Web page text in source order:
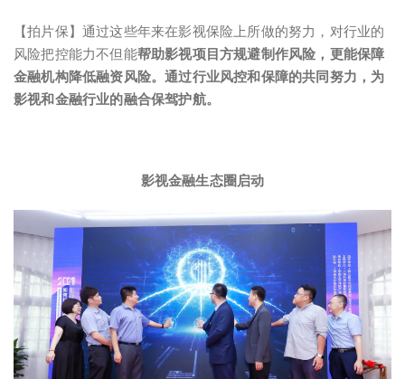
【拍片保】通过这些年来在影视保险上所做的努力，对行业的
风险把控能力不但能帮助影视项目方规避制作风险，更能保障
金融机构降低融资风险。通过行业风控和保障的共同努力，为
影视和金融行业的融合保驾护航。
影视金融生态圈启动